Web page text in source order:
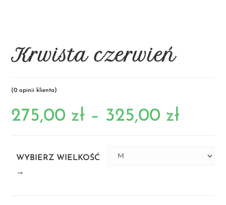
Krwista czerwień
(0 opinii klienta)
275,00 zł – 325,00 zł
WYBIERZ WIELKOŚĆ
→